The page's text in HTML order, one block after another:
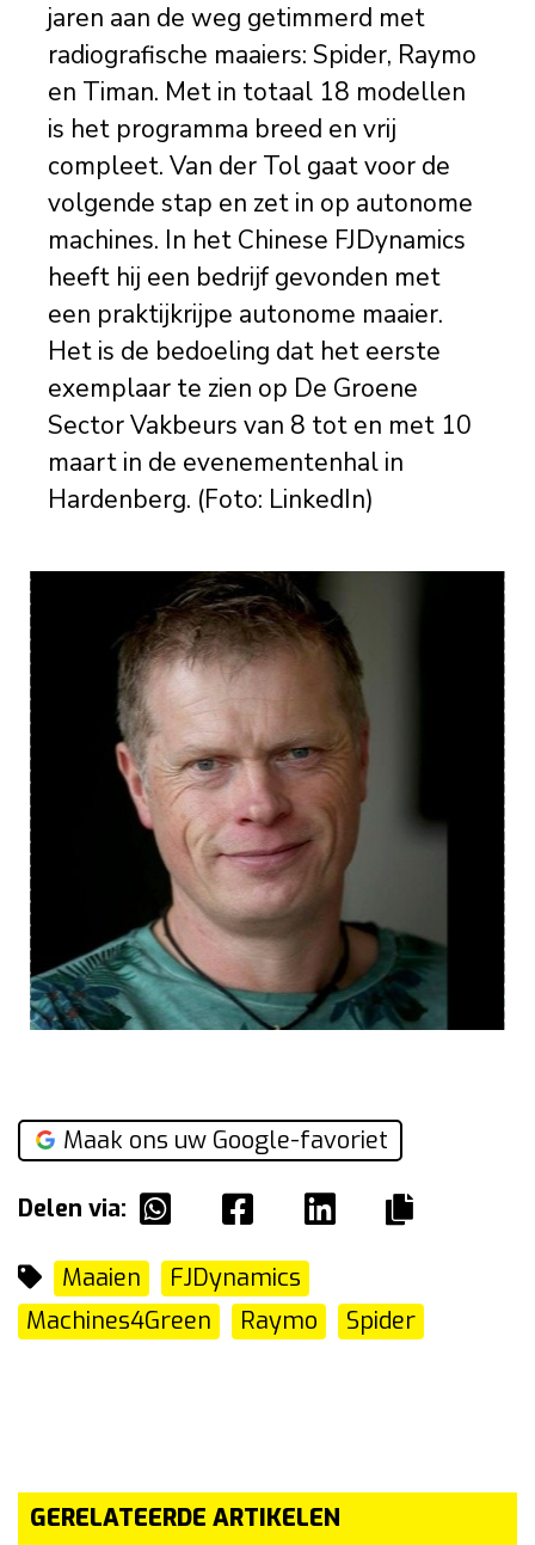
jaren aan de weg getimmerd met
radiografische maaiers: Spider, Raymo
en Timan. Met in totaal 18 modellen
is het programma breed en vrij
compleet. Van der Tol gaat voor de
volgende stap en zet in op autonome
machines. In het Chinese FJDynamics
heeft hij een bedrijf gevonden met
een praktijkrijpe autonome maaier.
Het is de bedoeling dat het eerste
exemplaar te zien op De Groene
Sector Vakbeurs van 8 tot en met 10
maart in de evenementenhal in
Hardenberg. (Foto: LinkedIn)
Maak ons uw Google-favoriet
Delen via:
Maaien
FJDynamics
Machines4Green
Raymo Spider
GERELATEERDE ARTIKELEN